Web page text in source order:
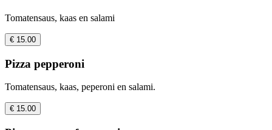
Tomatensaus, kaas en salami
€ 15.00
Pizza pepperoni
Tomatensaus, kaas, peperoni en salami.
€ 15.00